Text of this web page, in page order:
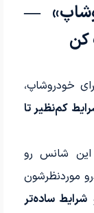
—
کن
خودروشاپ،
کم‌نظیر تا
این شانس رو
موردنظرشون
شرایط ساده‌تر